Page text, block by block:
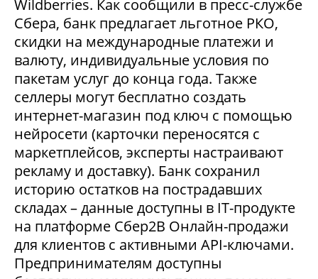
Wildberries. Как сообщили в пресс-службе
Сбера, банк предлагает льготное РКО,
скидки на международные платежи и
валюту, индивидуальные условия по
пакетам услуг до конца года. Также
селлеры могут бесплатно создать
интернет-магазин под ключ с помощью
нейросети (карточки переносятся с
маркетплейсов, эксперты настраивают
рекламу и доставку). Банк сохранил
историю остатков на пострадавших
складах – данные доступны в IT-продукте
на платформе Сбер2В Онлайн-продажи
для клиентов с активными API-ключами.
Предпринимателям доступны